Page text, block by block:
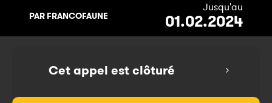
PAR FRANCOFAUNE
Jusqu'au
01.02.2024
Cet appel est clôturé